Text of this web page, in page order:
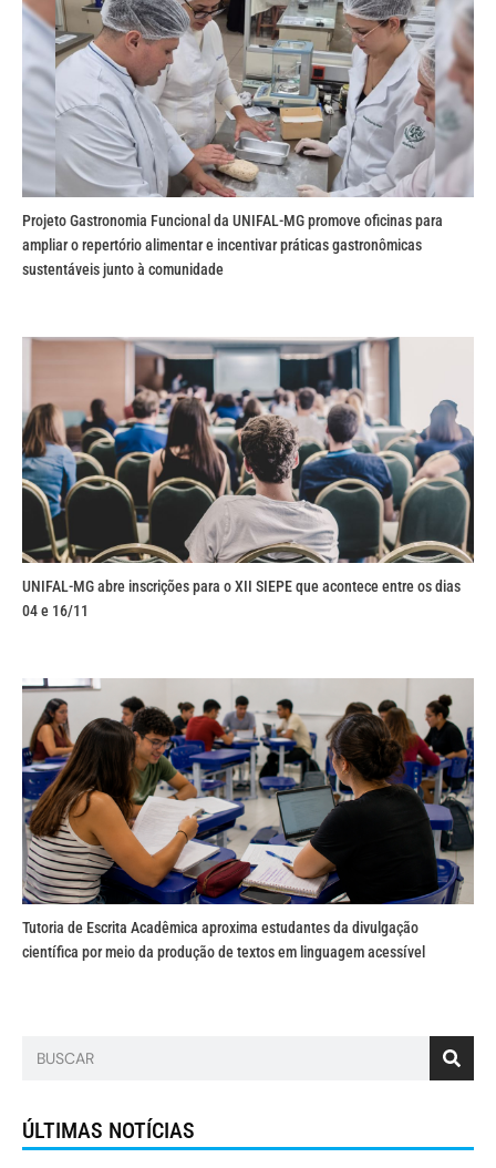
Projeto Gastronomia Funcional da UNIFAL-MG promove oficinas para
ampliar o repertório alimentar e incentivar práticas gastronômicas
sustentáveis junto à comunidade
UNIFAL-MG abre inscrições para o XII SIEPE que acontece entre os dias
04 e 16/11
Tutoria de Escrita Acadêmica aproxima estudantes da divulgação
científica por meio da produção de textos em linguagem acessível
ÚLTIMAS NOTÍCIAS